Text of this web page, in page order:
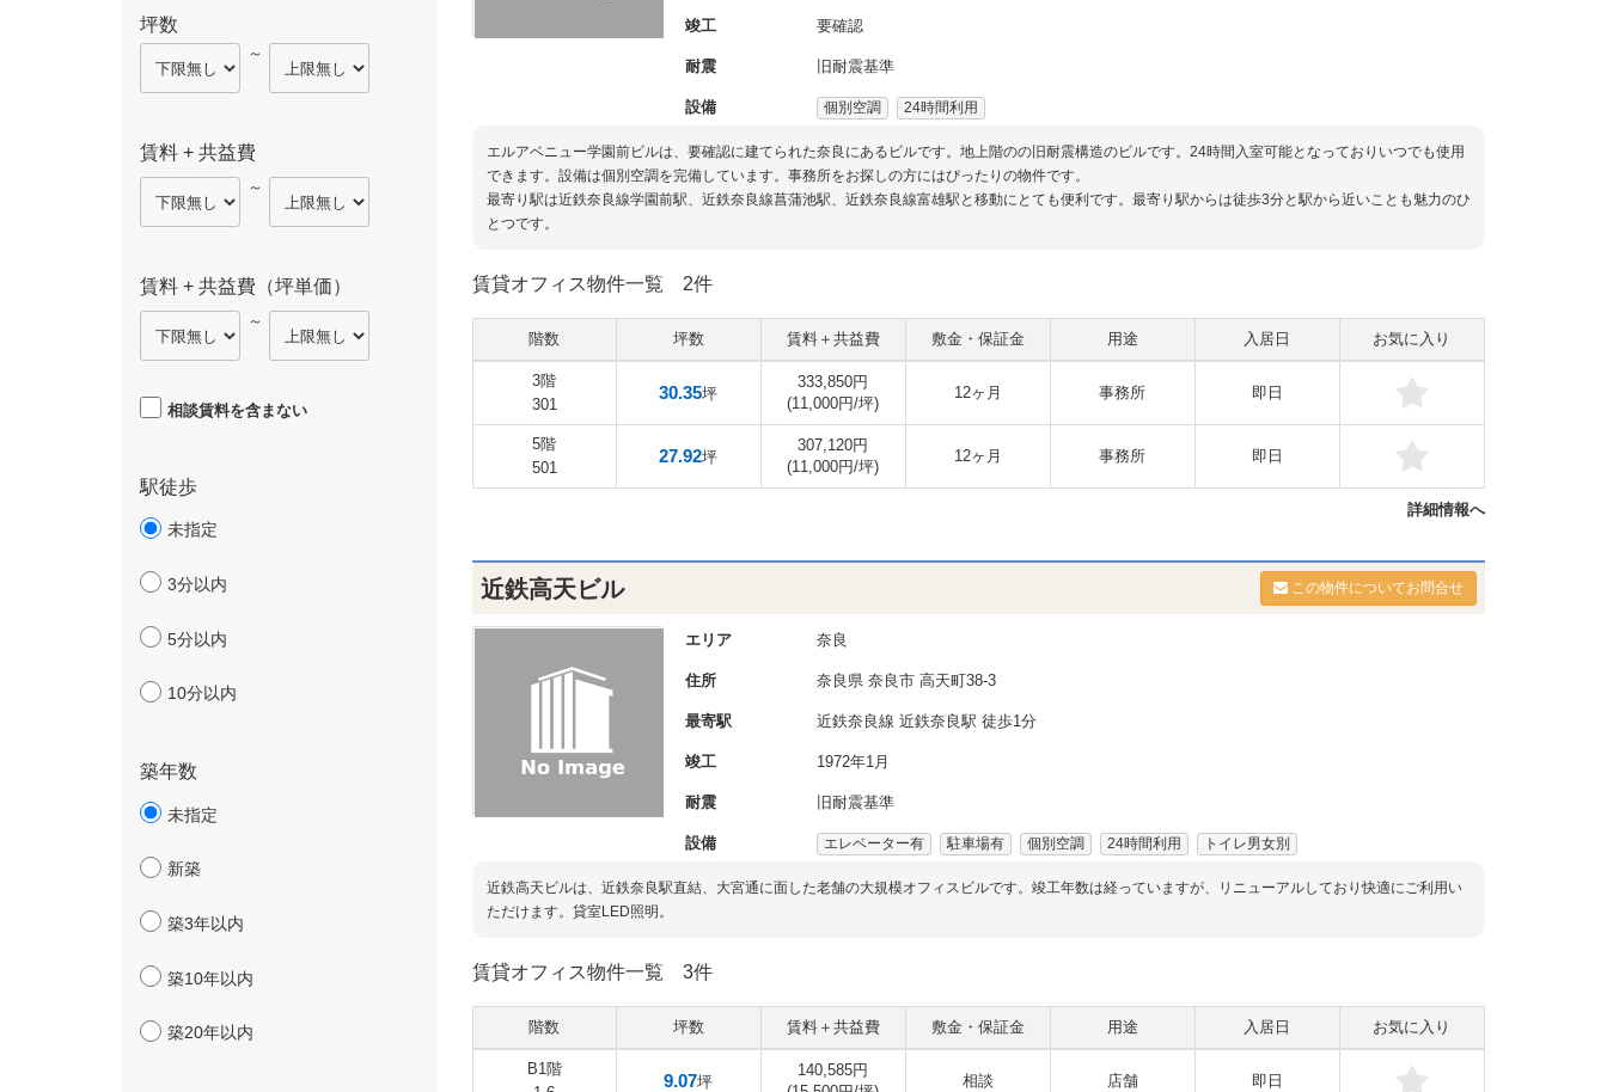
竣工 要確認
耐震 旧耐震基準
設備 個別空調 24時間利用
エルアベニュー学園前ビルは、要確認に建てられた奈良にあるビルです。地上階のの旧耐震構造のビルです。24時間入室可能となっておりいつでも使用
できます。設備は個別空調を完備しています。事務所をお探しの方にはぴったりの物件です。
最寄り駅は近鉄奈良線学園前駅、近鉄奈良線菖蒲池駅、近鉄奈良線富雄駅と移動にとても便利です。最寄り駅からは徒歩3分と駅から近いことも魅力のひ
とつです。
賃貸オフィス物件一覧 2件
階数 坪数 賃料＋共益費 敷金・保証金 用途 入居日 お気に入り
3階
301
30.35坪
333,850円
(11,000円/坪)
12ヶ月 事務所 即日
5階
501
27.92坪
307,120円
(11,000円/坪)
12ヶ月 事務所 即日
詳細情報へ
近鉄高天ビル この物件についてお問合せ
エリア 奈良
住所 奈良県 奈良市高天町38-3
最寄駅 近鉄奈良線 近鉄奈良駅 徒歩1分
竣工 1972年1月
耐震 旧耐震基準
設備 エレベーター有 駐車場有 個別空調 24時間利用 トイレ男女別
近鉄高天ビルは、近鉄奈良駅直結、大宮通に面した老舗の大規模オフィスビルです。竣工年数は経っていますが、リニューアルしており快適にご利用い
ただけます。貸室LED照明。
賃貸オフィス物件一覧 3件
階数 坪数 賃料＋共益費 敷金・保証金 用途 入居日 お気に入り
B1階
9.07坪
140,585円
相談 店舗 即日
坪数
～
賃料 + 共益費
～
賃料 + 共益費（坪単価）
～
相談賃料を含まない
駅徒歩
未指定
3分以内
5分以内
10分以内
築年数
未指定
新築
築3年以内
築10年以内
築20年以内